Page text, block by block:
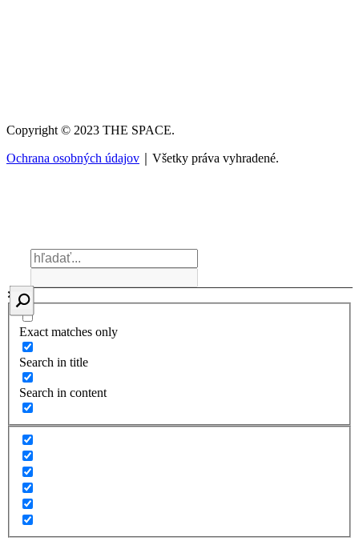
Copyright © 2023 THE SPACE.
Ochrana osobných údajov ｜Všetky práva vyhradené.
Exact matches only
Search in title
Search in content